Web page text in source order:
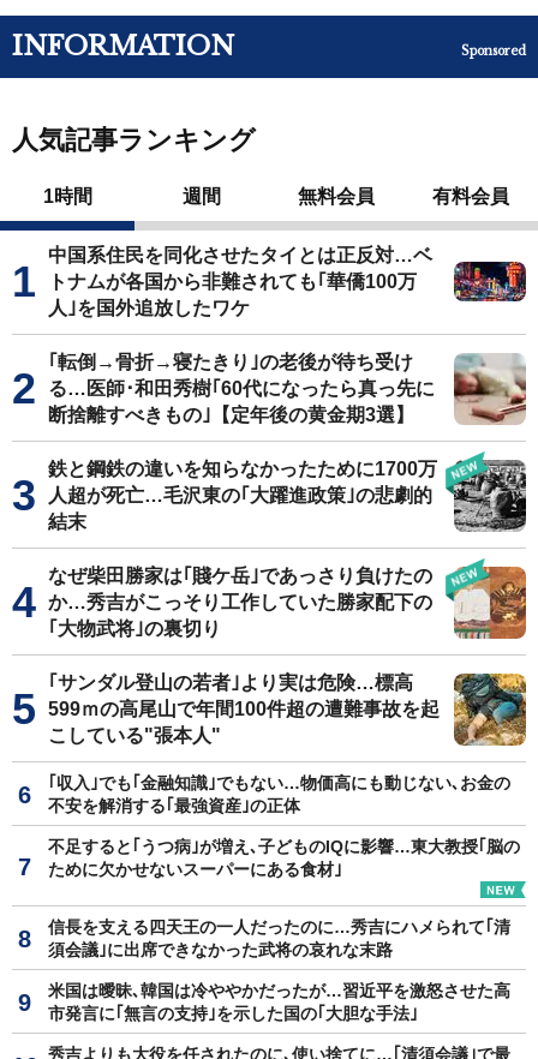
INFORMATION Sponsored
人気記事ランキング
1時間 週間 無料会員 有料会員
中国系住民を同化させたタイとは正反対…ベ
トナムが各国から非難されても｢華僑100万
人｣を国外追放したワケ
｢転倒→骨折→寝たきり｣の老後が待ち受け
る…医師･和田秀樹｢60代になったら真っ先に
断捨離すべきもの｣【定年後の黄金期3選】
鉄と鋼鉄の違いを知らなかったために1700万
人超が死亡…毛沢東の｢大躍進政策｣の悲劇的
結末
なぜ柴田勝家は｢賤ケ岳｣であっさり負けたの
か…秀吉がこっそり工作していた勝家配下の
｢大物武将｣の裏切り
｢サンダル登山の若者｣より実は危険…標高
599ｍの高尾山で年間100件超の遭難事故を起
こしている"張本人"
｢収入｣でも｢金融知識｣でもない…物価高にも動じない､お金の
不安を解消する｢最強資産｣の正体
不足すると｢うつ病｣が増え､子どものIQに影響…東大教授｢脳の
ために欠かせないスーパーにある食材｣
信長を支える四天王の一人だったのに…秀吉にハメられて｢清
須会議｣に出席できなかった武将の哀れな末路
米国は曖昧､韓国は冷ややかだったが…習近平を激怒させた高
市発言に｢無言の支持｣を示した国の｢大胆な手法｣
秀吉よりも大役を任されたのに､使い捨てに…｢清須会議｣で最